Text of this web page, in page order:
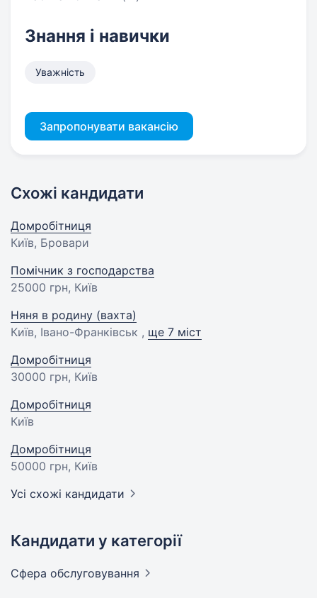
Знання і навички
Уважність
Запропонувати вакансію
Схожі кандидати
Домробітниця
Київ, Бровари
Помічник з господарства
25000 грн, Київ
Няня в родину (вахта)
Київ, Івано-Франківськ , ще 7 міст
Домробітниця
30000 грн, Київ
Домробітниця
Київ
Домробітниця
50000 грн, Київ
Усі схожі кандидати
Кандидати у категорії
Сфера обслуговування